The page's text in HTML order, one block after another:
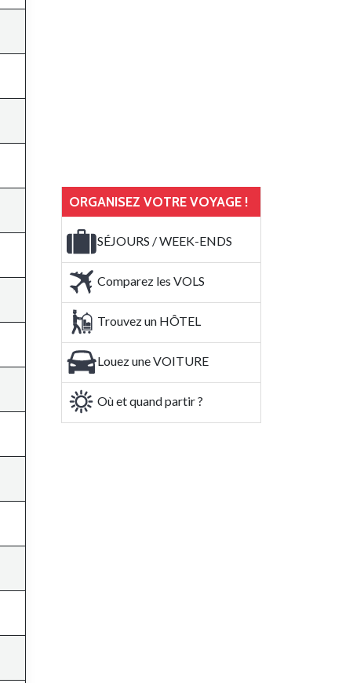
ORGANISEZ VOTRE VOYAGE !
SÉJOURS / WEEK-ENDS
Comparez les VOLS
Trouvez un HÔTEL
Louez une VOITURE
Où et quand partir ?